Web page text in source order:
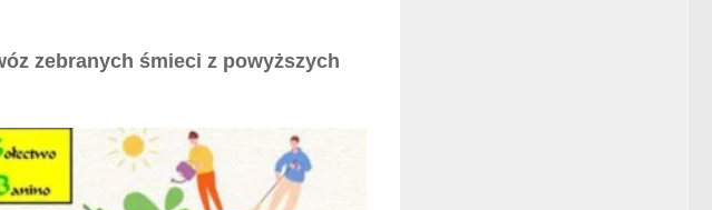
zebranych śmieci z powyższych